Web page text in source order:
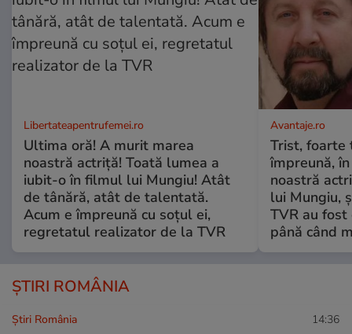
Libertateapentrufemei.ro
Ultima oră! A murit marea
noastră actriță! Toată lumea a
iubit-o în filmul lui Mungiu! Atât
de tânără, atât de talentată.
Acum e împreună cu soțul ei,
regretatul realizator de la TVR
Avantaje.ro
Trist, foarte
împreună,
noastră
lui Mungiu,
TVR au
până când
ȘTIRI ROMÂNIA
Știri România 14:36